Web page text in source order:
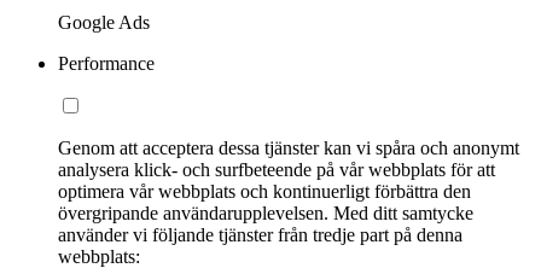
Google Ads
Performance
Genom att acceptera dessa tjänster kan vi spåra och anonymt
analysera klick- och surfbeteende på vår webbplats för att
optimera vår webbplats och kontinuerligt förbättra den
övergripande användarupplevelsen. Med ditt samtycke
använder vi följande tjänster från tredje part på denna
webbplats: